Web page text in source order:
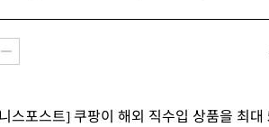
스포스트] 쿠팡이 해외 직수입 상품을 최